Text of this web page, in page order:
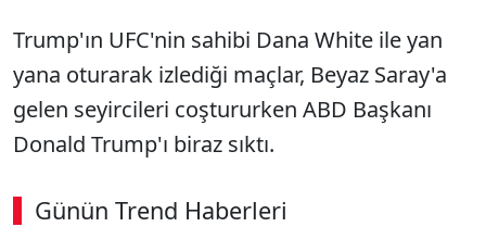
Trump'ın UFC'nin sahibi Dana White ile yan
yana oturarak izlediği maçlar, Beyaz Saray'a
gelen seyircileri coştururken ABD Başkanı
Donald Trump'ı biraz sıktı.
Günün Trend Haberleri